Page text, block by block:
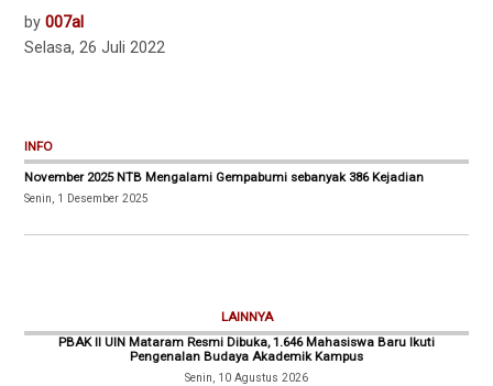
by 007al
Selasa, 26 Juli 2022
INFO
November 2025 NTB Mengalami Gempabumi sebanyak 386 Kejadian
Senin, 1 Desember 2025
LAINNYA
PBAK II UIN Mataram Resmi Dibuka, 1.646 Mahasiswa Baru Ikuti
Pengenalan Budaya Akademik Kampus
Senin, 10 Agustus 2026